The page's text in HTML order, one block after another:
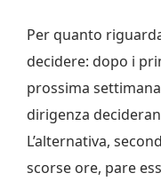
Per quanto
decidere: dopo i
prossima
dirigenza
L’alternativa,
scorse ore, pare